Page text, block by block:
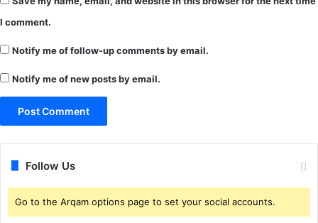
क्र
I comment.
Notify me of follow-up comments by email.
Notify me of new posts by email.
Follow Us
Go to the Arqam options page to set your social accounts.